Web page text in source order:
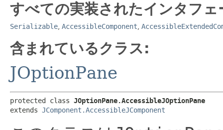
すべての実装されたインタフ
Serializable AccessibleComponent
含まれているクラス:
JOptionPane
protected class JOptionPane.AccessibleJOptionPane
extends JComponent.AccessibleJComponent